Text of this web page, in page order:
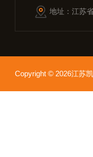
地址：江苏
Copyright © 2026江苏